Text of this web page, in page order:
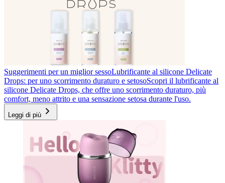
Suggerimenti per un miglior sessoLubrificante al silicone Delicate
Drops: per uno scorrimento duraturo e setosoScopri il lubrificante al
silicone Delicate Drops, che offre uno scorrimento duraturo, più
comfort, meno attrito e una sensazione setosa durante l'uso.
Leggi di più